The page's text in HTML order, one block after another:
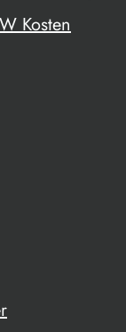
Kosten